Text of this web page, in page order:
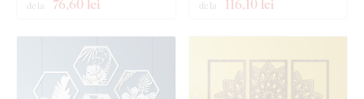
de la 76,60 lei de la 116,10 lei